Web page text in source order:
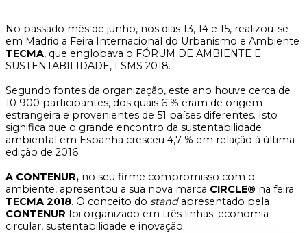
No passado mês de junho, nos dias 13, 14 e 15, realizou-se
em Madrid a Feira Internacional do Urbanismo e Ambiente
TECMA, que englobava o FÓRUM DE AMBIENTE E
SUSTENTABILIDADE, FSMS 2018.
Segundo fontes da organização, este ano houve cerca de
10 900 participantes, dos quais 6 % eram de origem
estrangeira e provenientes de 51 países diferentes. Isto
significa que o grande encontro da sustentabilidade
ambiental em Espanha cresceu 4,7 % em relação à última
edição de 2016.
A CONTENUR, no seu firme compromisso com o
ambiente, apresentou a sua nova marca CIRCLE® na feira
TECMA 2018. O conceito do standapresentado pela
CONTENUR foi organizado em três linhas: economia
circular, sustentabilidade e inovação.